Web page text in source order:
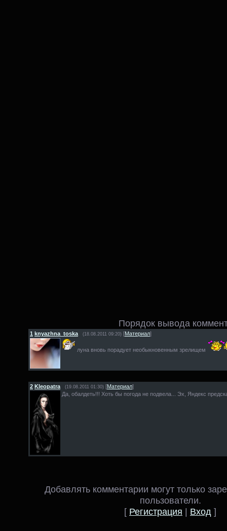
Порядок вывода
1 knyazhna_toska (18.08.2011 09:20) [Материал]
луна вновь порадует необыкновенным зрелищем
2 Kleopatra (19.08.2011 01:30) [Материал]
Да, обалдеть!!! Хоть бы погода не подвела... Эх, Яндекс
Добавлять комментарии могут только
пользователи.
[ Регистрация | Вход ]